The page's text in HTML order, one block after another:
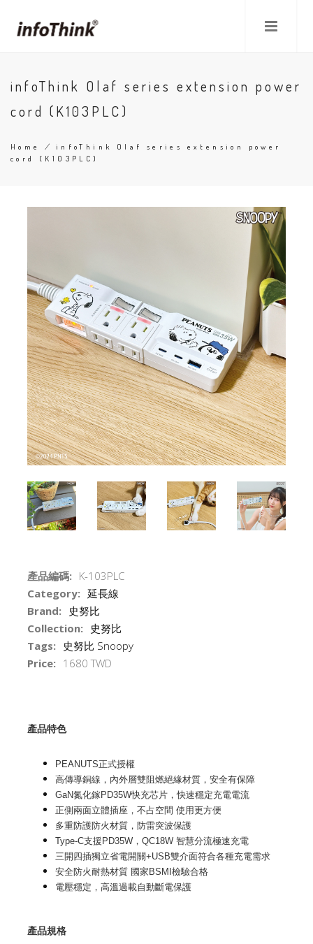
main
infoThink Olaf series extension power
cord (K103PLC)
Breadcrumb
Home / infoThink Olaf series extension power
cord (K103PLC)
產品編碼: K-103PLC
Category: 延長線
Brand:
史努比
Collection:
史努比
Tags:
史努比 Snoopy
Price: 1680 TWD
產品特色
PEANUTS正式授權
高傳導銅線，內外層雙阻燃絕緣材質，安全有保障
GaN氮化鎵PD35W快充芯片，快速穩定充電電流
正側兩面立體插座，不占空間 使用更方便
多重防護防火材質，防雷突波保護
Type-C支援PD35W，QC18W 智慧分流極速充電
三開四插獨立省電開關+USB雙介面符合各種充電需求
安全防火耐熱材質 國家BSMI檢驗合格
電壓穩定，高溫過載自動斷電保護
產品規格